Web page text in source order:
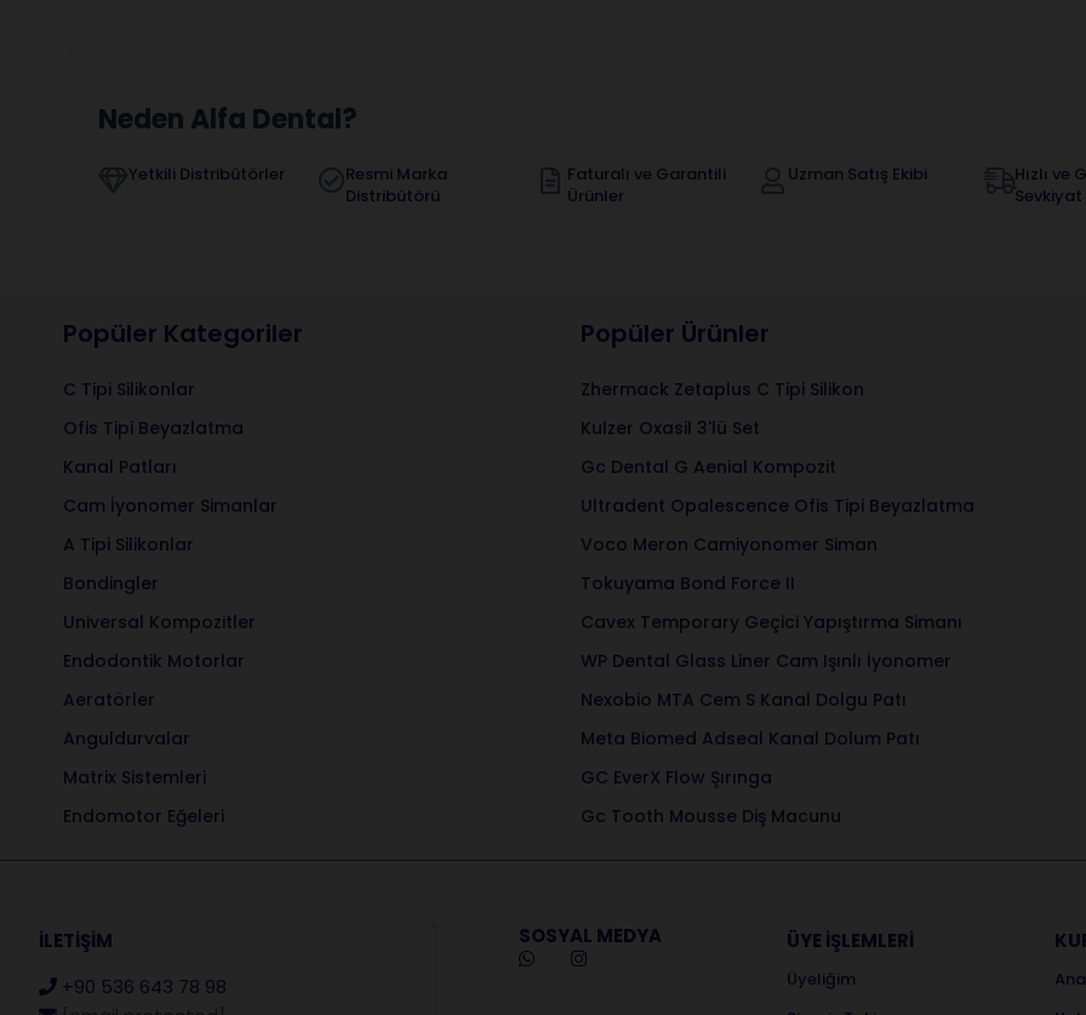
Neden Alfa Dental?
Yetkili Distribütörler
Resmi Marka
Distribütörü
Faturalı ve Garantili
Ürünler
Uzman Satış Ekibi
Hızlı ve
Sevkiyat
Popüler Kategoriler
C Tipi Silikonlar
Ofis Tipi Beyazlatma
Kanal Patları
Cam İyonomer Simanlar
A Tipi Silikonlar
Bondingler
Universal Kompozitler
Endodontik Motorlar
Aeratörler
Anguldurvalar
Matrix Sistemleri
Endomotor Eğeleri
Popüler Ürünler
Zhermack Zetaplus C Tipi Silikon
Kulzer Oxasil 3'lü Set
Gc Dental G Aenial Kompozit
Ultradent Opalescence Ofis Tipi Beyazlatma
Voco Meron Camiyonomer Siman
Tokuyama Bond Force II
Cavex Temporary Geçici Yapıştırma Simanı
WP Dental Glass Liner Cam Işınlı İyonomer
Nexobio MTA Cem S Kanal Dolgu Patı
Meta Biomed Adseal Kanal Dolum Patı
GC EverX Flow Şırınga
Gc Tooth Mousse Diş Macunu
İLETİŞİM
+90 536 643 78 98
SOSYAL MEDYA ÜYE İŞLEMLERİ
Üyeliğim